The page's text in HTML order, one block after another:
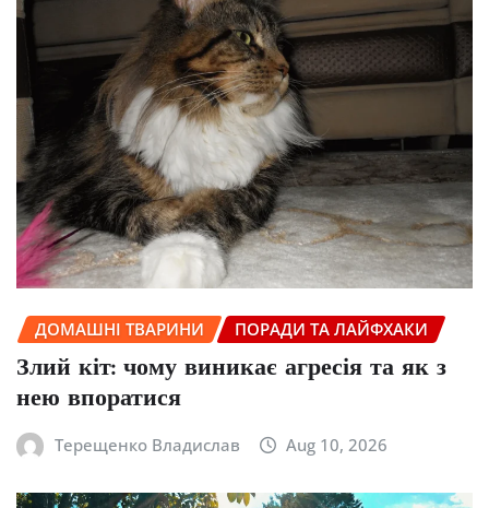
ДОМАШНІ ТВАРИНИ ПОРАДИ ТА ЛАЙФХАКИ
Злий кіт: чому виникає агресія та як з
нею впоратися
Терещенко Владислав Aug 10, 2026